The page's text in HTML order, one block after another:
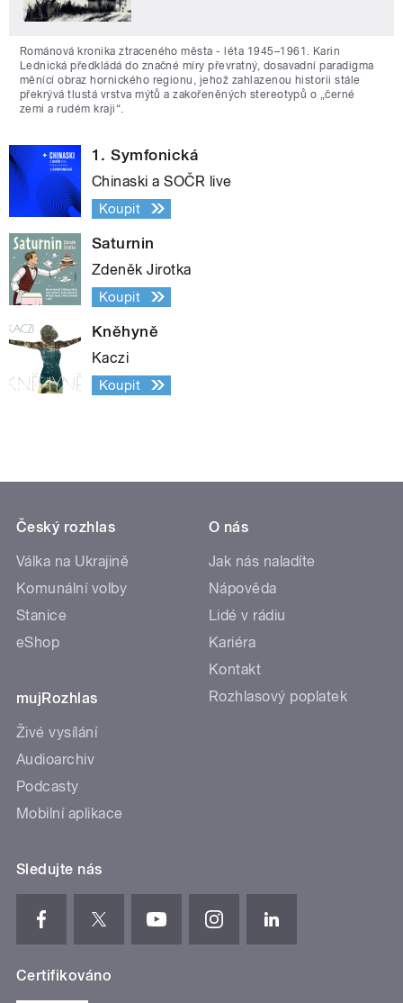
Románová kronika ztraceného města - léta 1945–1961. Karin
Lednická předkládá do značné míry převratný, dosavadní paradigma
měnící obraz hornického regionu, jehož zahlazenou historii stále
překrývá tlustá vrstva mýtů a zakořeněných stereotypů o „černé
zemi a rudém kraji“.
1. Symfonická
Chinaski a SOČR live
Koupit
Saturnin
Zdeněk Jirotka
Koupit
Kněhyně
Kaczi
Koupit
Český rozhlas
Válka na Ukrajině
Komunální volby
Stanice
eShop
mujRozhlas
Živé vysílání
Audioarchiv
Podcasty
Mobilní aplikace
O nás
Jak nás naladíte
Nápověda
Lidé v rádiu
Kariéra
Kontakt
Rozhlasový poplatek
Sledujte nás
Certifikováno